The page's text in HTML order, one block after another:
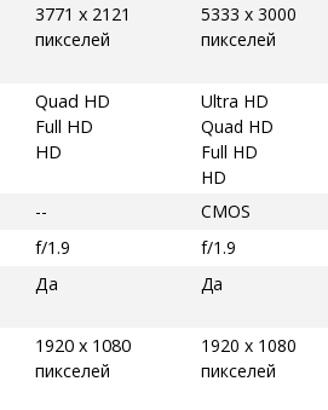
3771 x 2121
пикселей
5333 x 3000
пикселей
Quad HD
Full HD
HD
Ultra HD
Quad HD
Full HD
HD
--
CMOS
f/1.9
f/1.9
Да Да
1920 x 1080
пикселей
1920 x 1080
пикселей